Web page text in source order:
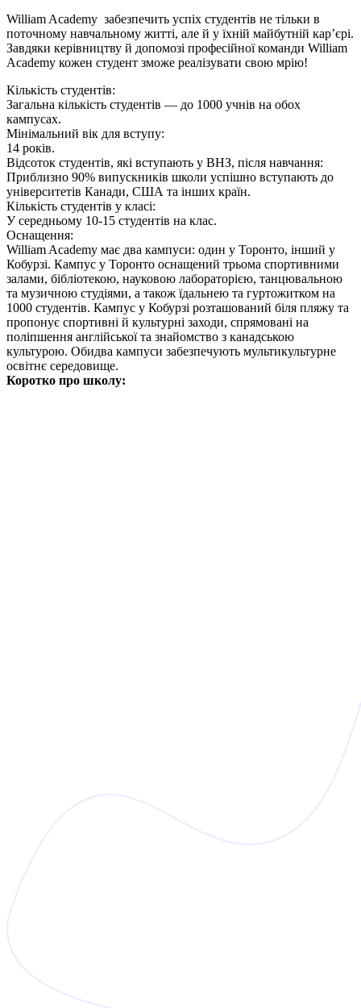
William Academy забезпечить успіх студентів не тільки в
поточному навчальному житті, але й у їхній майбутній кар’єрі.
Завдяки керівництву й допомозі професійної команди William
Academy кожен студент зможе реалізувати свою мрію!
Кількість студентів:
Загальна кількість студентів — до 1000 учнів на обох
кампусах.
Мінімальний вік для вступу:
14 років.
Відсоток студентів, які вступають у ВНЗ, після навчання:
Приблизно 90% випускників школи успішно вступають до
університетів Канади, США та інших країн.
Кількість студентів у класі:
У середньому 10-15 студентів на клас.
Оснащення:
William Academy має два кампуси: один у Торонто, інший у
Кобурзі. Кампус у Торонто оснащений трьома спортивними
залами, бібліотекою, науковою лабораторією, танцювальною
та музичною студіями, а також їдальнею та гуртожитком на
1000 студентів. Кампус у Кобурзі розташований біля пляжу та
пропонує спортивні й культурні заходи, спрямовані на
поліпшення англійської та знайомство з канадською
культурою. Обидва кампуси забезпечують мультикультурне
освітнє середовище.
Коротко про школу: